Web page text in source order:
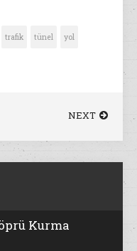
trafik tünel yol
NEXT
Kurma